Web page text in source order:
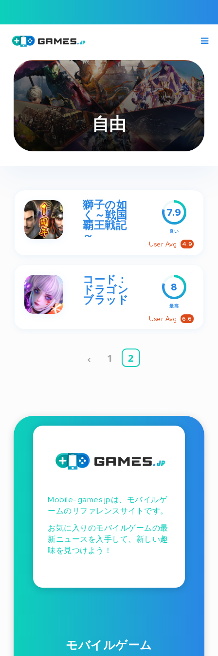
自由
7.9
良い
4.9
User Avg
獅子の如
く～戦国
覇王戦記
～
8
最高
6.6
User Avg
コード：
ドラゴン
ブラッド
1 2
Mobile-games.jpは、モバイルゲ
ームのリファレンスサイトです。
お気に入りのモバイルゲームの最
新ニュースを入手して、新しい趣
味を見つけよう！
モバイルゲーム